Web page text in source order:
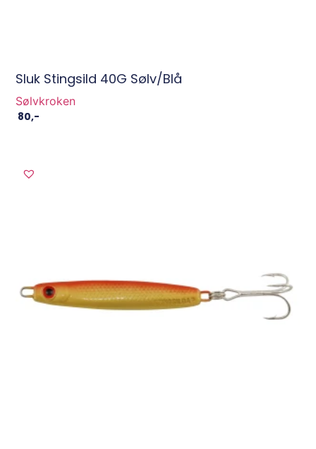
Sluk Stingsild 40G Sølv/Blå
Sølvkroken
80,-